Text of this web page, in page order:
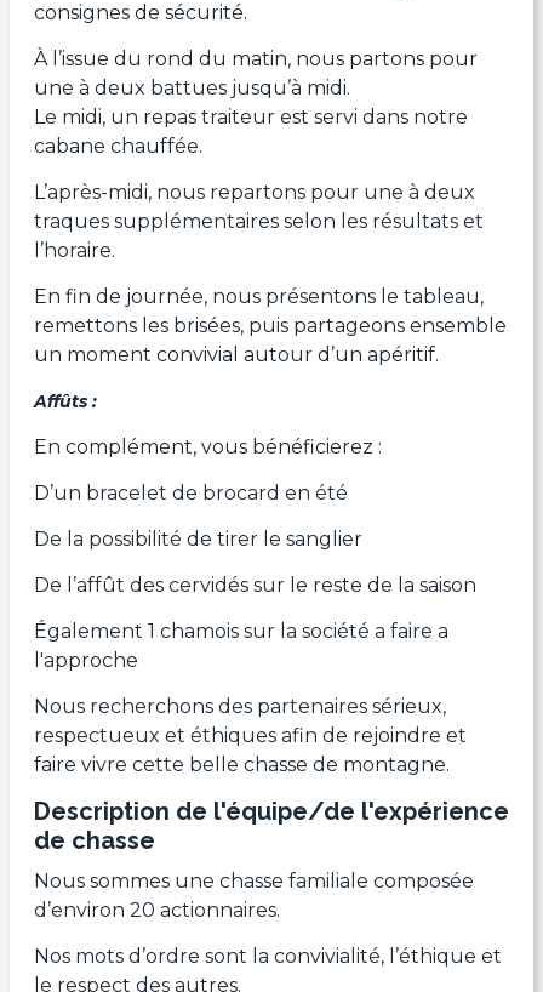
consignes de sécurité.
À l’issue du rond du matin, nous partons pour
une à deux battues jusqu’à midi.
Le midi, un repas traiteur est servi dans notre
cabane chauffée.
L’après-midi, nous repartons pour une à deux
traques supplémentaires selon les résultats et
l’horaire.
En fin de journée, nous présentons le tableau,
remettons les brisées, puis partageons ensemble
un moment convivial autour d’un apéritif.
Affûts :
En complément, vous bénéficierez :
D’un bracelet de brocard en été
De la possibilité de tirer le sanglier
De l’affût des cervidés sur le reste de la saison
Également 1 chamois sur la société a faire a
l'approche
Nous recherchons des partenaires sérieux,
respectueux et éthiques afin de rejoindre et
faire vivre cette belle chasse de montagne.
Description de l'équipe/de l'expérience
de chasse
Nous sommes une chasse familiale composée
d’environ 20 actionnaires.
Nos mots d’ordre sont la convivialité, l’éthique et
le respect des autres.